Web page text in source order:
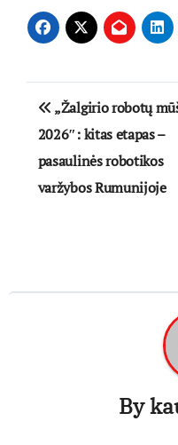
Navigacija
tarp
įrašų
„Žalgirio robotų
2026″: kitas etapas –
pasaulinės robotikos
varžybos Rumunijoje
By